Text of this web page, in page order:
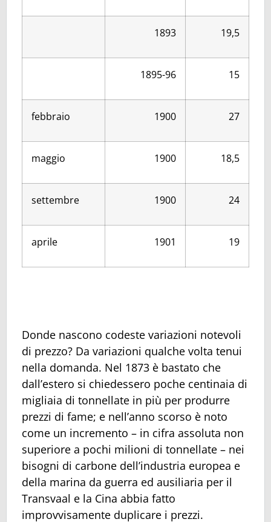
1893 19,5
1895-96 15
febbraio 1900 27
maggio 1900 18,5
settembre 1900 24
aprile 1901 19
Donde nascono codeste variazioni notevoli
di prezzo? Da variazioni qualche volta tenui
nella domanda. Nel 1873 è bastato che
dall’estero si chiedessero poche centinaia di
migliaia di tonnellate in più per produrre
prezzi di fame; e nell’anno scorso è noto
come un incremento – in cifra assoluta non
superiore a pochi milioni di tonnellate – nei
bisogni di carbone dell’industria europea e
della marina da guerra ed ausiliaria per il
Transvaal e la Cina abbia fatto
improvvisamente duplicare i prezzi.